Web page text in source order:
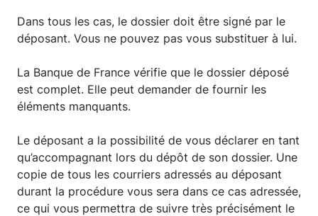
Dans tous les cas, le dossier doit être signé par le
déposant. Vous ne pouvez pas vous substituer à lui.
La Banque de France vérifie que le dossier déposé
est complet. Elle peut demander de fournir les
éléments manquants.
Le déposant a la possibilité de vous déclarer en tant
qu’accompagnant lors du dépôt de son dossier. Une
copie de tous les courriers adressés au déposant
durant la procédure vous sera dans ce cas adressée,
ce qui vous permettra de suivre très précisément le